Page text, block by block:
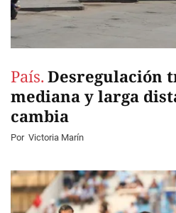
País. Desregulación
mediana y larga
cambia
Por Victoria Marín